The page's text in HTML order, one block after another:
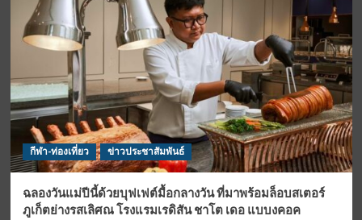
กีฬา-ท่องเที่ยว ข่าวประชาสัมพันธ์
ฉลองวันแม่ปีนี้ด้วยบุฟเฟต์มื้อกลางวัน ที่มาพร้อมล็อบสเตอร์
ภูเก็ตย่างรสเลิศณ โรงแรมเรดิสัน ชาโต เดอ แบบงคอค